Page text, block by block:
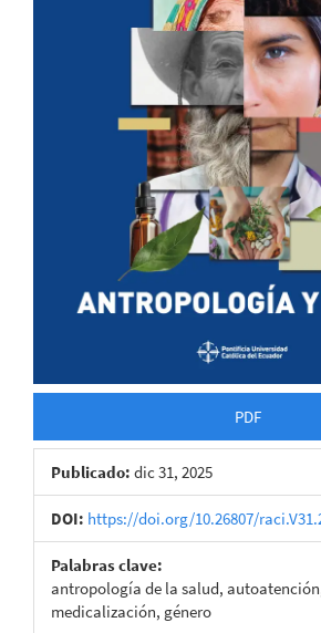
PDF
Publicado: dic 31, 2025
DOI: https://doi.org/10.26807/
Palabras clave:
antropología de la salud,
medicalización, género